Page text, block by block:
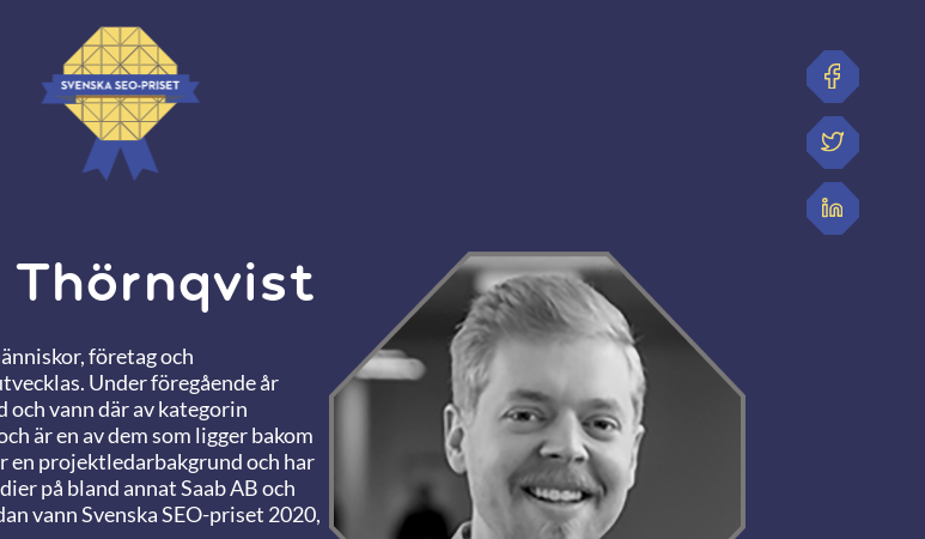
företag och
Under föregående år
och vann där av kategorin
är en av dem som ligger bakom
en projektledarbakgrund och har
på bland annat Saab AB och
vann Svenska SEO-priset 2020,